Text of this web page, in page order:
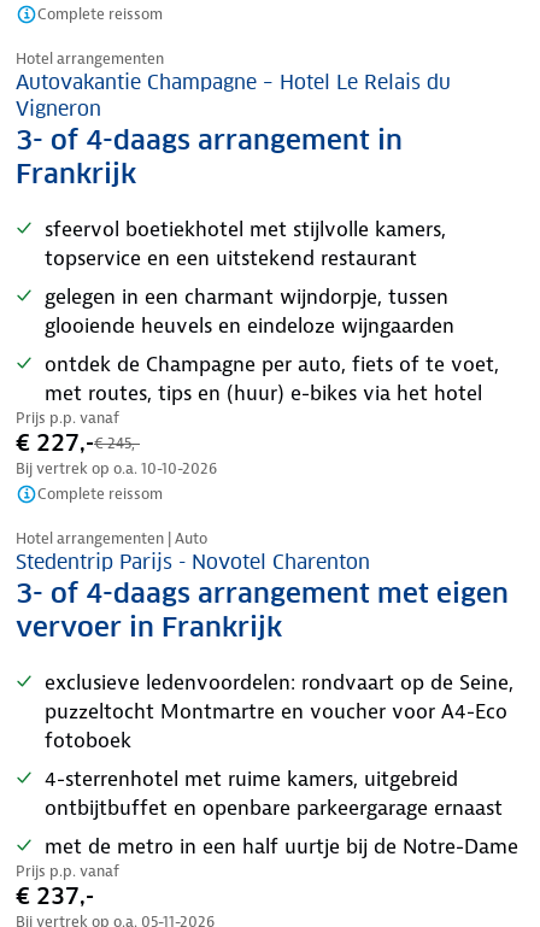
Complete reissom
Nazomer korting
Hotel arrangementen
Autovakantie Champagne – Hotel Le Relais du
Vigneron
3- of 4-daags arrangement in
Frankrijk
sfeervol boetiekhotel met stijlvolle kamers,
topservice en een uitstekend restaurant
gelegen in een charmant wijndorpje, tussen
glooiende heuvels en eindeloze wijngaarden
ontdek de Champagne per auto, fiets of te voet,
met routes, tips en (huur) e-bikes via het hotel
Prijs p.p. vanaf
€ 227,-€ 245,-
Bij vertrek op o.a. 10-10-2026
Complete reissom
Nazomer korting
Hotel arrangementen | Auto
Stedentrip Parijs - Novotel Charenton
3- of 4-daags arrangement met eigen
vervoer in Frankrijk
exclusieve ledenvoordelen: rondvaart op de Seine,
puzzeltocht Montmartre en voucher voor A4-Eco
fotoboek
4-sterrenhotel met ruime kamers, uitgebreid
ontbijtbuffet en openbare parkeergarage ernaast
met de metro in een half uurtje bij de Notre-Dame
Prijs p.p. vanaf
€ 237,-
Bij vertrek op o.a. 05-11-2026